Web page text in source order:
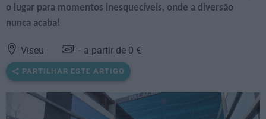
o lugar para momentos inesquecíveis, onde a diversão
nunca acaba!
Viseu a partir de 0 €
PARTILHAR ESTE ARTIGO